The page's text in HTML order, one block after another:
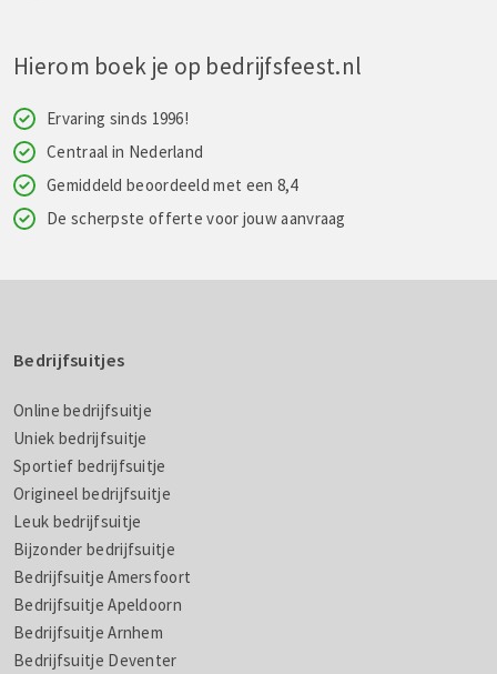
Hierom boek je op bedrijfsfeest.nl
Ervaring sinds 1996!
Centraal in Nederland
Gemiddeld beoordeeld met een 8,4
De scherpste offerte voor jouw aanvraag
Bedrijfsuitjes
Online bedrijfsuitje
Uniek bedrijfsuitje
Sportief bedrijfsuitje
Origineel bedrijfsuitje
Leuk bedrijfsuitje
Bijzonder bedrijfsuitje
Bedrijfsuitje Amersfoort
Bedrijfsuitje Apeldoorn
Bedrijfsuitje Arnhem
Bedrijfsuitje Deventer